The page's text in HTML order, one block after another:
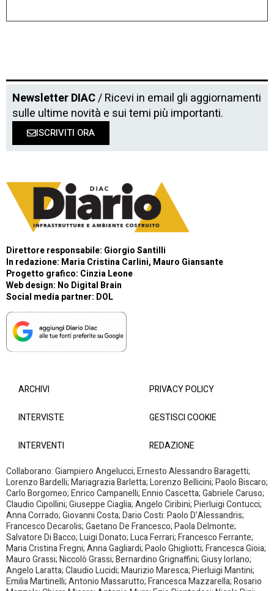
Newsletter DIAC/ Ricevi in email gli aggiornamenti
sulle ultime novità e sui temi più importanti.
ISCRIVITI ORA
Direttore responsabile: Giorgio Santilli
In redazione: Maria Cristina Carlini, Mauro Giansante
Progetto grafico: Cinzia Leone
Web design: No Digital Brain
Social media partner: DOL
ARCHIVI
INTERVISTE
INTERVENTI
PRIVACY POLICY
GESTISCI COOKIE
REDAZIONE
Collaborano: Giampiero Angelucci; Ernesto Alessandro Baragetti;
Lorenzo Bardelli; Mariagrazia Barletta; Lorenzo Bellicini; Paolo Biscaro;
Carlo Borgomeo; Enrico Campanelli; Ennio Cascetta; Gabriele Caruso;
Claudio Cipollini; Giuseppe Ciaglia; Angelo Ciribini; Pierluigi Contucci;
Anna Corrado; Giovanni Costa; Dario Costi: Paolo D’Alessandris;
Francesco Decarolis; Gaetano De Francesco; Paola Delmonte;
Salvatore Di Bacco; Luigi Donato; Luca Ferrari; Francesco Ferrante;
Maria Cristina Fregni; Anna Gagliardi; Paolo Ghigliotti; Francesca Gioia;
Mauro Grassi; Niccolò Grassi; Bernardino Grignaffini; Giusy Iorlano;
Angelo Laratta; Claudio Lucidi; Maurizio Maresca; Pierluigi Mantini;
Emilia Martinelli; Antonio Massarutto; Francesca Mazzarella; Rosario